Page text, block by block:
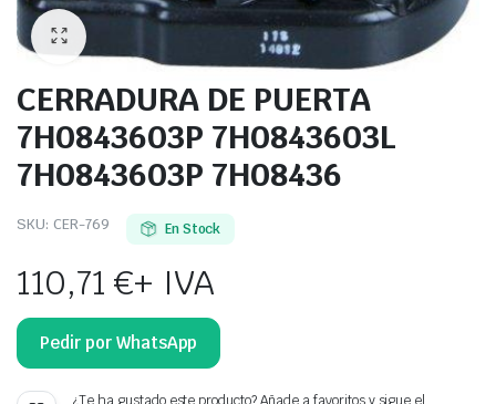
CERRADURA DE PUERTA
7H0843603P 7H0843603L
7H0843603P 7H08436
SKU: CER-769 En Stock
110,71€+ IVA
Pedir por WhatsApp